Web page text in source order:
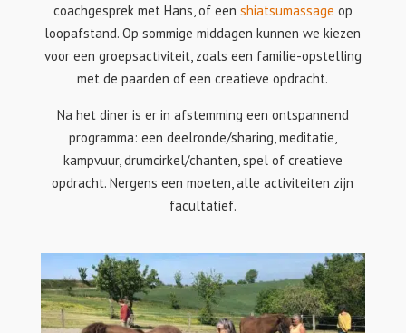
coachgesprek met Hans, of een shiatsumassage op
loopafstand. Op sommige middagen kunnen we kiezen
voor een groepsactiviteit, zoals een familie-opstelling
met de paarden of een creatieve opdracht.
Na het diner is er in afstemming een ontspannend
programma: een deelronde/sharing, meditatie,
kampvuur, drumcirkel/chanten, spel of creatieve
opdracht. Nergens een moeten, alle activiteiten zijn
facultatief.